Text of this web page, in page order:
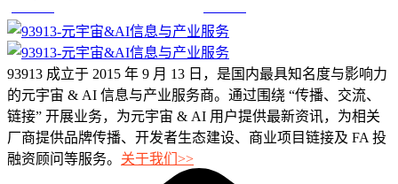
93913 成立于 2015 年 9 月 13 日，是国内最具知名度与影响力
的元宇宙 & AI 信息与产业服务商。通过围绕 “传播、交流、
链接” 开展业务，为元宇宙 & AI 用户提供最新资讯，为相关
厂商提供品牌传播、开发者生态建设、商业项目链接及 FA 投
融资顾问等服务。 关于我们>>